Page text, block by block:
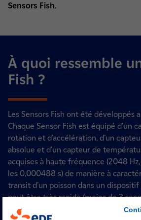
Sensors Fish.
À quoi ressemble
Fish ?
Les Sensors Fish ont été développés
Chaque Sensor Fish est équipé d’un
rotation et d’accélération, d’un
absolue et d’un capteur de
acquises à haute fréquence (2048
les 0,000488 s) de manière à
transit d’un poisson dans un
peut être très rapide (moins de 3
modèle du Saut de l’Ange par